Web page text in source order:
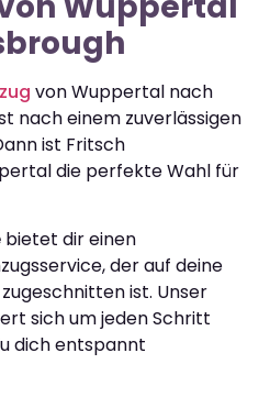
von Wuppertal nach
nach einem zuverlässigen
ist Fritsch
die perfekte Wahl für
bietet dir einen
der auf deine
ist. Unser
sich um jeden Schritt
dich entspannt